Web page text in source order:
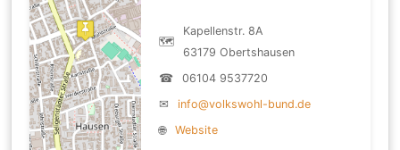
🗺
Kapellenstr. 8A
63179 Obertshausen
☎
06104 9537720
✉
info@volkswohl-bund.de
🌐
Website